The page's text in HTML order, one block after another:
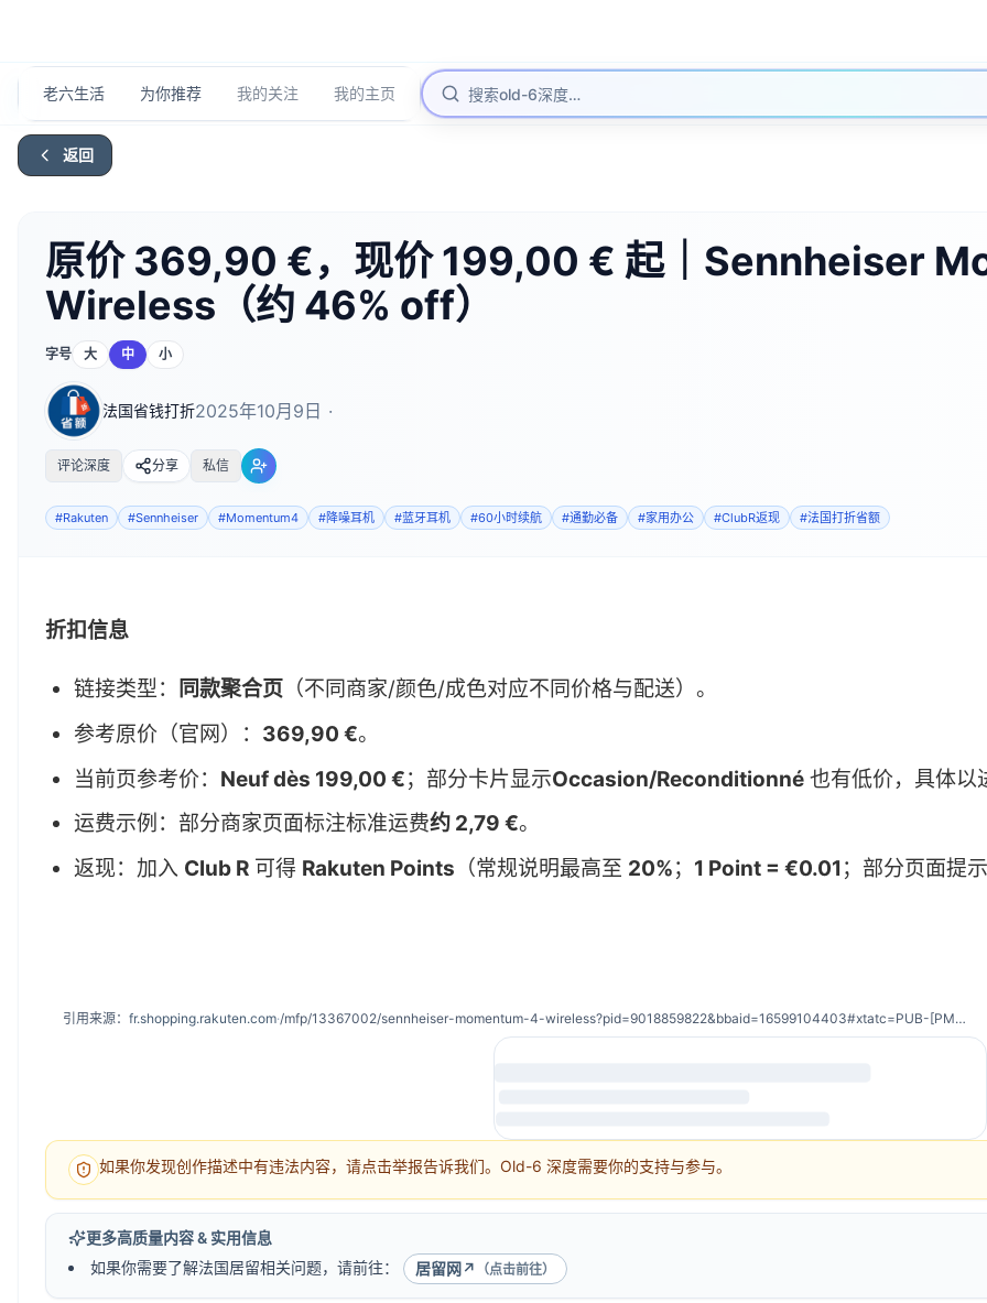
老六生活 为你推荐 我的关注 我的主页
返回
原价 369,90 €，现价 199,00 € 起｜Sennheiser
Wireless（约 46% off）
字号 大 中 小
法国省钱打折2025年10月9日 ·
评论深度 分享 私信
#Rakuten #Sennheiser #Momentum4 #降噪耳机 #蓝牙耳机 #60小时续航 #通勤必备 #家用办公 #ClubR返现 #法国打折省额
折扣信息
链接类型： 同款聚合页（不同商家/颜色/成色对应不同价格与配送）。
参考原价（官网）： 369,90 €。
当前页参考价： Neuf dès 199,00 €；部分卡片显示Occasion/Reconditionné也有低价，具体以
运费示例：部分商家页面标注标准运费约 2,79 €。
返现：加入 Club R可得 Rakuten Points （常规说明最高至 20%； 1 Point = €0.01；部分页面提
引用来源： fr.shopping.rakuten.com· /mfp/13367002/sennheiser-momentum-4-wireless?pid=9018859822&bbaid=16599104403#xtatc=PUB-[PMC]-[E]-[club-r-days]-[hub]-[carrousel]-[9018859822]-[]
如果你发现创作描述中有违法内容，请点击举报告诉我们。Old-6 深度需要你的支持与参与。
更多高质量内容 & 实用信息
如果你需要了解法国居留相关问题，请前往：
居留网↗ （点击前往）